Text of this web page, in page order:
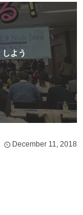
よう
December 11, 2018